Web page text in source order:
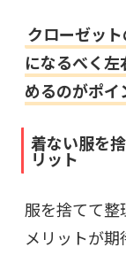
クローゼッ
になるべく
めるのがポイ
着ない服を
リット
服を捨てて整
メリットが期